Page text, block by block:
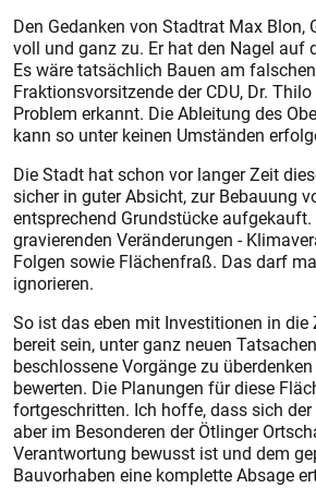
Den Gedanken von Stadtrat Max Blon,
voll und ganz zu. Er hat den Nagel auf
Es wäre tatsächlich Bauen am
Fraktionsvorsitzende der CDU, Dr.
Problem erkannt. Die Ableitung des
kann so unter keinen Umständen
Die Stadt hat schon vor langer Zeit
sicher in guter Absicht, zur Bebauung
entsprechend Grundstücke
gravierenden Veränderungen -
Folgen sowie Flächenfraß. Das darf
ignorieren.
So ist das eben mit Investitionen in
bereit sein, unter ganz neuen
beschlossene Vorgänge zu
bewerten. Die Planungen für diese
fortgeschritten. Ich hoffe, dass sich
aber im Besonderen der Ötlinger
Verantwortung bewusst ist und dem
Bauvorhaben eine komplette Absage